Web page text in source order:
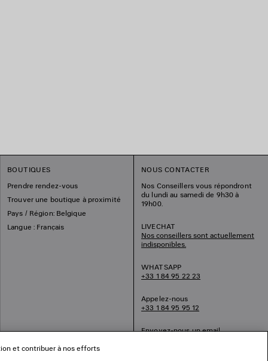
BOUTIQUES
Prendre rendez-vous
Trouver une boutique à proximité
Pays / Région: Belgique
Langue : Français
NOUS CONTACTER
Nos Conseillers vous répondront
du lundi au samedi de 9h30 à
19h00.
LIVECHAT
Nos conseillers sont actuellement
indisponibles.
WHATSAPP
+33 1 84 95 22 23
Appelez-nous
+33 1 84 95 95 12
Envoyez-nous un email
et contribuer à nos efforts